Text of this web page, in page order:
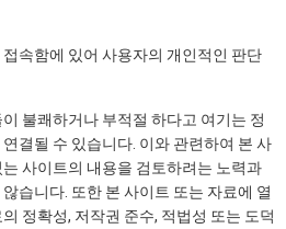
속함에 있어 사용자의 개인적인 판단
불쾌하거나 부적절 하다고 여기는 정
결될 수 있습니다. 이와 관련하여 본 사
사이트의 내용을 검토하려는 노력과
습니다. 또한 본 사이트 또는 자료에 열
정확성, 저작권 준수, 적법성 또는 도덕